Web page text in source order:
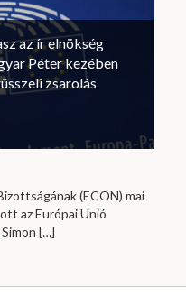
az ír elnökség
Péter kezében
zsarolás
(ECON) mai
az Európai Unió
[…]